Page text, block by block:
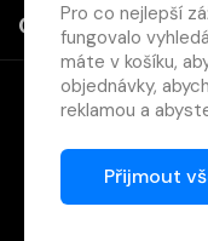
O společnosti
Pro co nejlepší
fungovalo
máte v košíku,
objednávky,
reklamou a
Proto od vás
zpracováním
Přijmout